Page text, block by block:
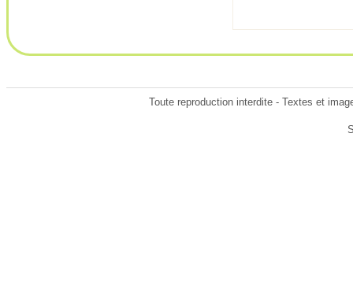
Toute reproduction interdite - Textes et